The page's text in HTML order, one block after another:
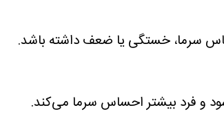
سرما، خستگی یا ضعف داشته باشد.
و فرد بیشتر احساس سرما می‌کند.